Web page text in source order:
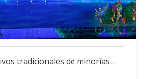
tradicionales de minorías